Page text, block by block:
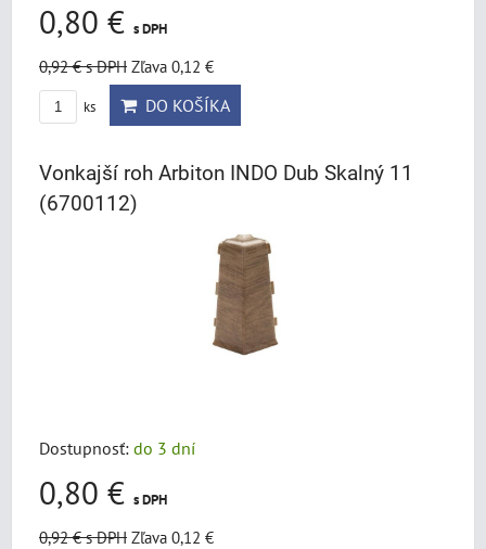
0,80 € s DPH
0,92 €s DPH Zľava 0,12 €
ks DO KOŠÍKA
Vonkajší roh Arbiton INDO Dub Skalný 11
(6700112)
Dostupnosť: do 3 dní
0,80 € s DPH
0,92 €s DPH Zľava 0,12 €